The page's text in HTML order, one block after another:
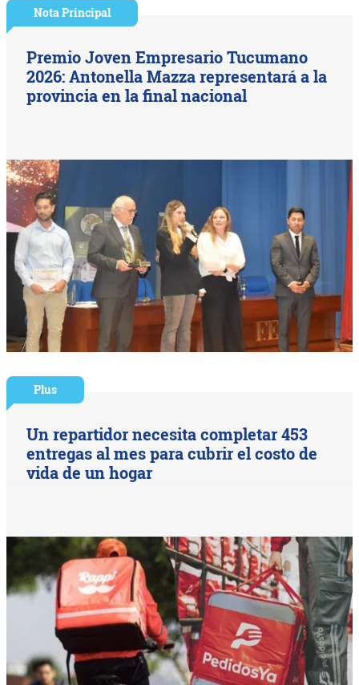
Nota Principal
Premio Joven Empresario Tucumano
2026: Antonella Mazza representará a la
provincia en la final nacional
Plus
Un repartidor necesita completar 453
entregas al mes para cubrir el costo de
vida de un hogar